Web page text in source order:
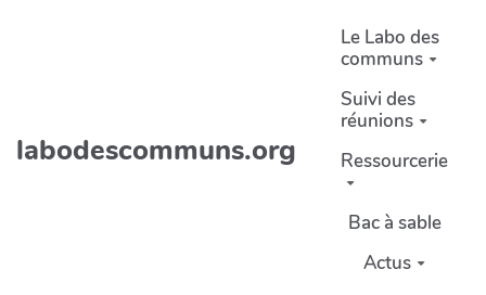
labodescommuns.org
Le Labo des
communs
Suivi des
réunions
Ressourcerie
Bac à sable
Actus